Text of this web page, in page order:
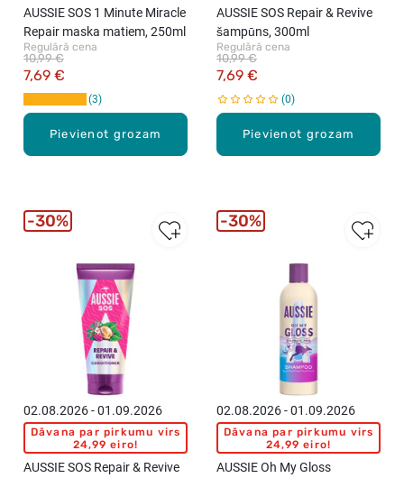
Pievienot grozam
AUSSIE SOS 1 Minute Miracle
Repair maska matiem, 250ml
Regulārā cena
7,69 €
10,99 €
3
Pievienot grozam
AUSSIE SOS Repair & Revive
šampūns, 300ml
Regulārā cena
7,69 €
10,99 €
0
02.08.2026 - 01.09.2026
Dāvana par pirkumu virs
24,99 eiro!
AUSSIE SOS Repair & Revive
30%
02.08.2026 - 01.09.2026
Dāvana par pirkumu virs
24,99 eiro!
AUSSIE Oh My Gloss
30%